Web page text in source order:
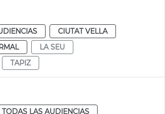
CIUTAT VELLA
LA SEU
TAPIZ
TODAS LAS AUDIENCIAS